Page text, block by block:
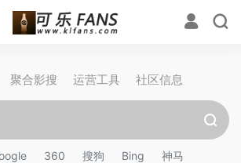
聚合影搜 运营工具 社区信息
360 搜狗 Bing 神马